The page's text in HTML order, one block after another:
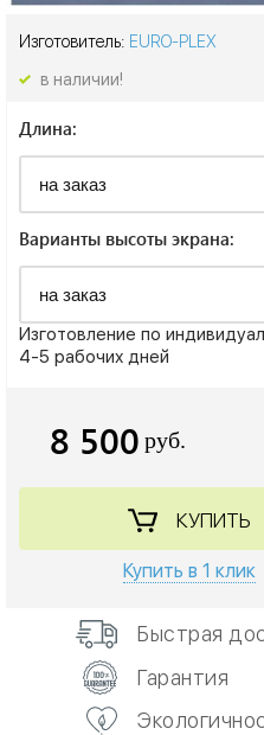
Изготовитель: EURO-PLEX
в наличии!
Длина:
Варианты высоты экрана:
Изготовление по
4-5 рабочих дней
8 500 руб.
КУПИТЬ
Купить в 1 клик
Быстрая
Гарантия